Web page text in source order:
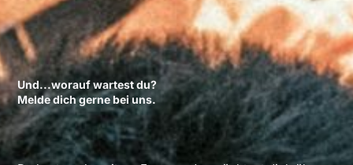
Und...worauf wartest du?
Melde dich gerne bei uns.